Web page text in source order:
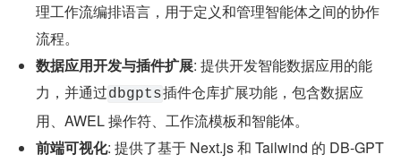
理工作流编排语言，用于定义和管理智能体之间的协作
流程。
数据应用开发与插件扩展: 提供开发智能数据应用的能
力，并通过dbgpts插件仓库扩展功能，包含数据应
用、AWEL 操作符、工作流模板和智能体。
前端可视化: 提供了基于 Next.js 和 Tailwind 的 DB-GPT